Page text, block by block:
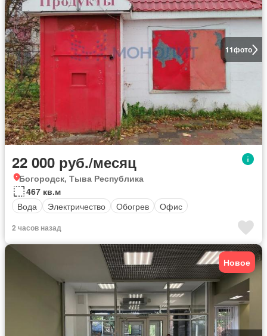
11фото
22 000 руб./месяц
Богородск, Тыва Республика
467 кв.м
Вода
Электричество Обогрев Офис
2 часов назад
Новое